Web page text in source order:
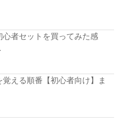
心者セットを買ってみた感
える順番【初心者向け】ま